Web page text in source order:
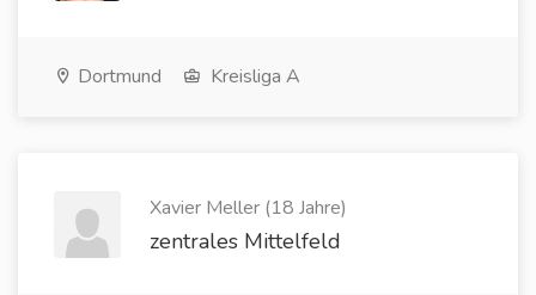
Dortmund Kreisliga A
Xavier Meller (18 Jahre)
zentrales Mittelfeld